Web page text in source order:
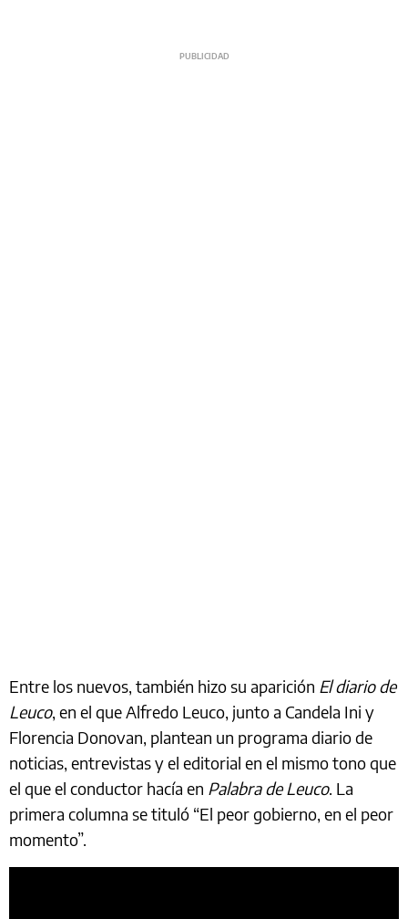
Entre los nuevos, también hizo su aparición El diario de
Leuco, en el que Alfredo Leuco, junto a Candela Ini y
Florencia Donovan, plantean un programa diario de
noticias, entrevistas y el editorial en el mismo tono que
el que el conductor hacía en Palabra de Leuco. La
primera columna se tituló “El peor gobierno, en el peor
momento”.